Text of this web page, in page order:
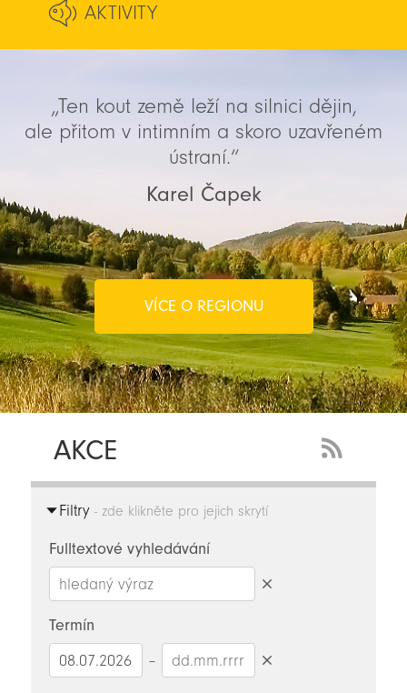
AKTIVITY
„Ten kout země leží na silnici dějin,
ale přitom v intimním a skoro uzavřeném
ústraní.“
Karel Čapek
VÍCE O REGIONU
AKCE
Feed
Filtry- zde klikněte pro jejich skrytí
Fulltextové vyhledávání
Termín
–